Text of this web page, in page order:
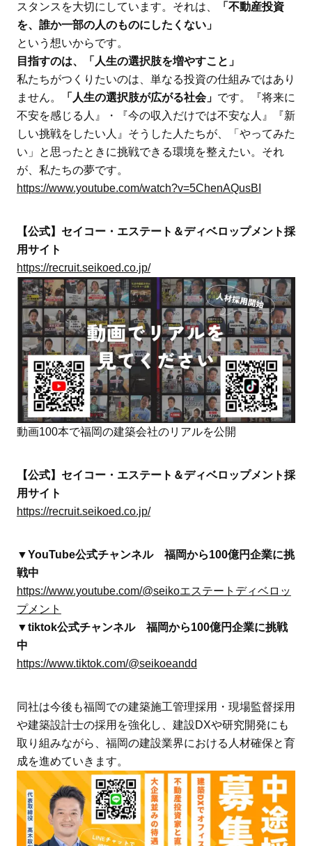
スタンスを大切にしています。それは、
「不動産投資
を、誰か一部の人のものにしたくない」
という想いからです。
目指すのは、「人生の選択肢を増やすこと」
私たちがつくりたいのは、単なる投資の仕組みではあり
ません。
「人生の選択肢が広がる社会」 です。『将来に
不安を感じる人』・『今の収入だけでは不安な人』『新
しい挑戦をしたい人』そうした人たちが、「やってみた
い」と思ったときに挑戦できる環境を整えたい。それ
が、私たちの夢です。
https://www.youtube.com/watch?v=5ChenAQusBI
【公式】セイコー・エステート＆ディベロップメント採
用サイト
https://recruit.seikoed.co.jp/
動画100本で福岡の建築会社のリアルを公開
【公式】セイコー・エステート＆ディベロップメント採
用サイト
https://recruit.seikoed.co.jp/
▼YouTube公式チャンネル 福岡から100億円企業に挑
戦中
https://www.youtube.com/@seikoエステートディベロッ
プメント
▼tiktok公式チャンネル 福岡から100億円企業に挑戦
中
https://www.tiktok.com/@seikoeandd
同社は今後も福岡での建築施工管理採用・現場監督採用
や建築設計士の採用を強化し、建設DXや研究開発にも
取り組みながら、福岡の建設業界における人材確保と育
成を進めていきます。